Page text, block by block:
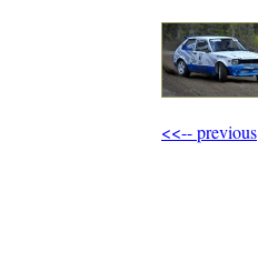
<<-- previous